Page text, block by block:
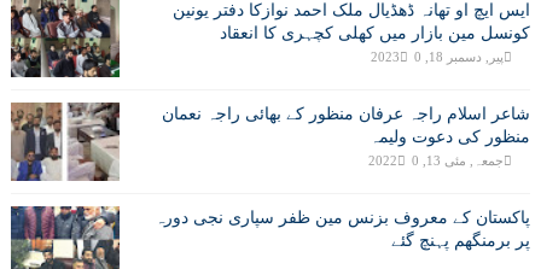
ایس ایچ او تھانہ ڈھڈیال ملک احمد نوازکا دفتر یونین
کونسل مین بازار میں کھلی کچہری کا انعقاد
پیر, دسمبر 18, 2023 0
شاعر اسلام راجہ عرفان منظور کے بھائی راجہ نعمان
منظور کی دعوت ولیمہ
جمعہ, مئی 13, 2022 0
پاکستان کے معروف بزنس مین ظفر سپاری نجی دورہ
پر برمنگھم پہنچ گئے